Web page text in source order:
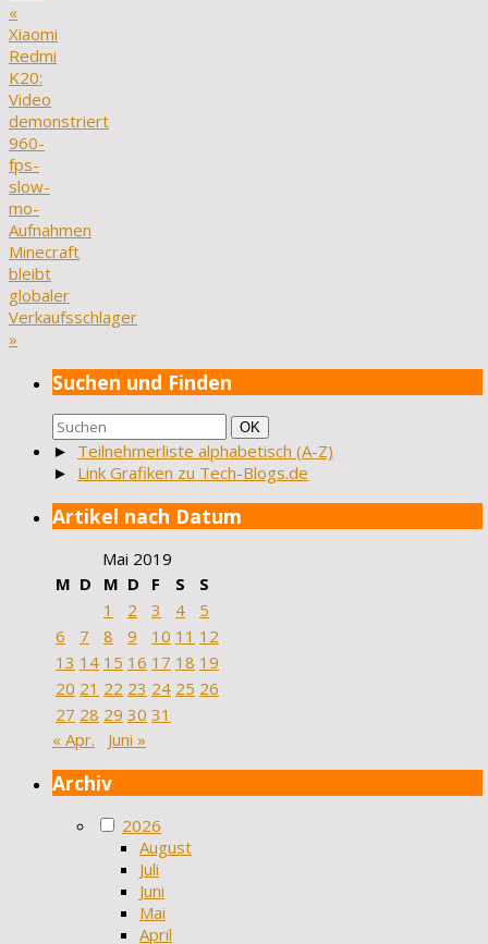
«
Xiaomi
Redmi
K20:
Video
demonstriert
960-
fps-
slow-
mo-
Aufnahmen
Minecraft
bleibt
globaler
Verkaufsschlager
»
Suchen und Finden
Suchen
nach:
Suchen
OK
► Teilnehmerliste alphabetisch (A-Z)
► Link Grafiken zu Tech-Blogs.de
Artikel nach Datum
Mai 2019
M D M D F S
S
1
2 3 4
5
6
7 8 9 10 11 12
13 14 15 16 17 18 19
20 21 22 23 24 25 26
27 28 29 30 31
« Apr.
Juni »
Archiv
2026
August
Juli
Juni
Mai
April